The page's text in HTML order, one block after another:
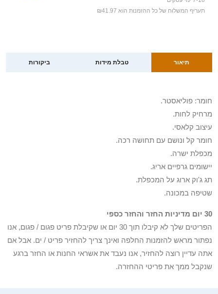
תעריף המשלוח של כל ההזמנות הוא ₪41.97
תיאור טבלת מידות ביקורות
חומר: פוליאסטר.
מרחיק לחות.
עיצוב קלאסי.
חומר קל ונושם עם תחושה רכה.
מכפלת ישרה.
יישומים גרפיים אריג.
תג ג'וק ארוג על המכפלת.
שטיפה במכונה.
30 יום מדיניות החזר והחזר כספי
הפריטים שלך לא קיבלו תוך 30 יום או שקיבלת פריט פגום / פגום, אנו
נפתור מראש להזמנות החלפה ואינך צריך להחזיר פריט / ים. אבל אם
אתה עדיין רוצה להחזיר, אנו נעבד את אשראי החנות או החזר ברגע
שנקבל ממך את פריטי ההחזרה.